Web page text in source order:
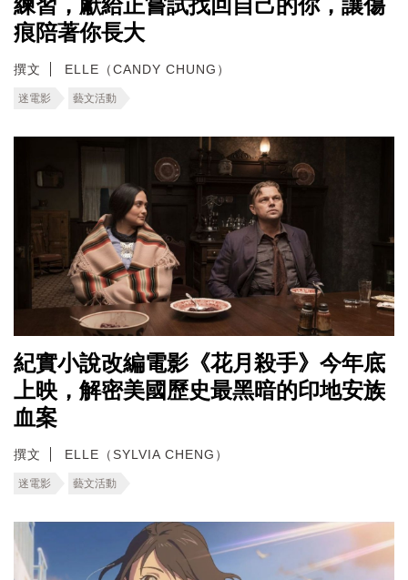
練習，獻給正嘗試找回自己的你，讓傷
痕陪著你長大
撰文 ELLE（CANDY CHUNG）
迷電影 藝文活動
紀實小說改編電影《花月殺手》今年底
上映，解密美國歷史最黑暗的印地安族
血案
撰文 ELLE（SYLVIA CHENG）
迷電影 藝文活動